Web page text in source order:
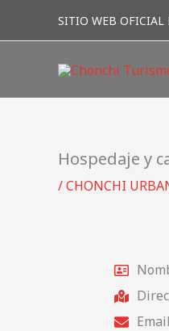
SITIO WEB OFICIAL
Hospedaje y
/CHONCHI